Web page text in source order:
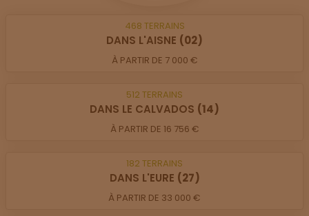
468 TERRAINS
DANS L'AISNE (02)
À PARTIR DE 7 000 €
512 TERRAINS
DANS LE CALVADOS (14)
À PARTIR DE 16 756 €
182 TERRAINS
DANS L'EURE (27)
À PARTIR DE 33 000 €